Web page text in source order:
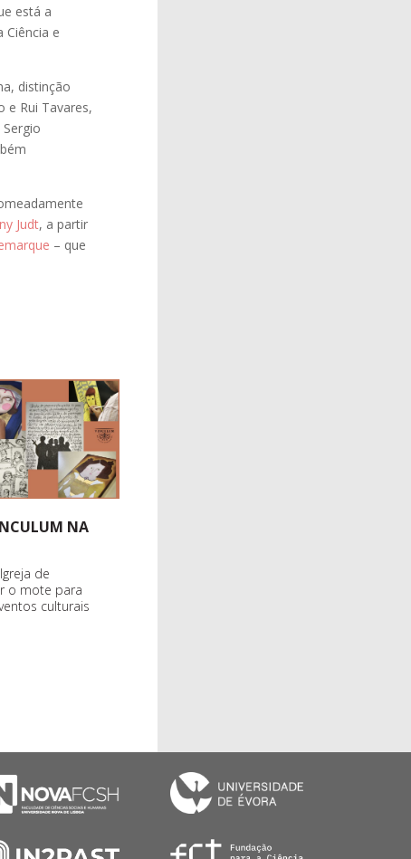
está a
e
distinção
e Rui Tavares,
Judt, a partir
– que
NA
de
o mote para
culturais